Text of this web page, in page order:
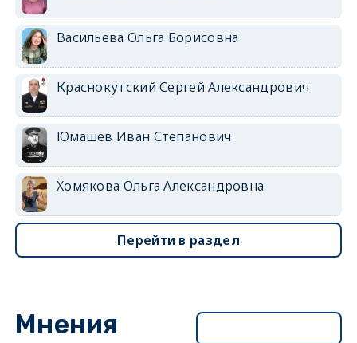
Васильева Ольга Борисовна
Краснокутский Сергей Александрович
Юмашев Иван Степанович
Хомякова Ольга Александровна
Перейти в раздел
Мнения